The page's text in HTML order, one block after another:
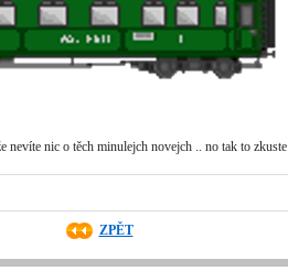
nevíte nic o těch minulejch novejch .. no tak to zkuste
ZPĚT